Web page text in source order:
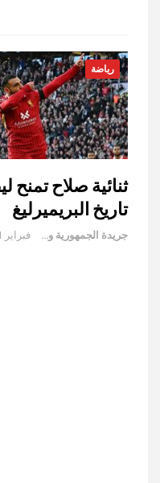
رياضة
ثنائية صلاح تمنح
تاريخ البريميرليغ
جريدة الجمهورية والعالم فبراير 1, 2025